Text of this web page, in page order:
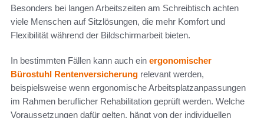
Besonders bei langen Arbeitszeiten am Schreibtisch achten
viele Menschen auf Sitzlösungen, die mehr Komfort und
Flexibilität während der Bildschirmarbeit bieten.
In bestimmten Fällen kann auch ein ergonomischer
Bürostuhl Rentenversicherung relevant werden,
beispielsweise wenn ergonomische Arbeitsplatzanpassungen
im Rahmen beruflicher Rehabilitation geprüft werden. Welche
Voraussetzungen dafür gelten, hängt von der individuellen